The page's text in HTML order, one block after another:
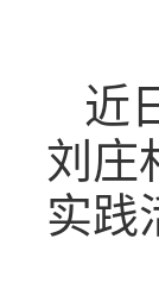
近
刘庄
实践